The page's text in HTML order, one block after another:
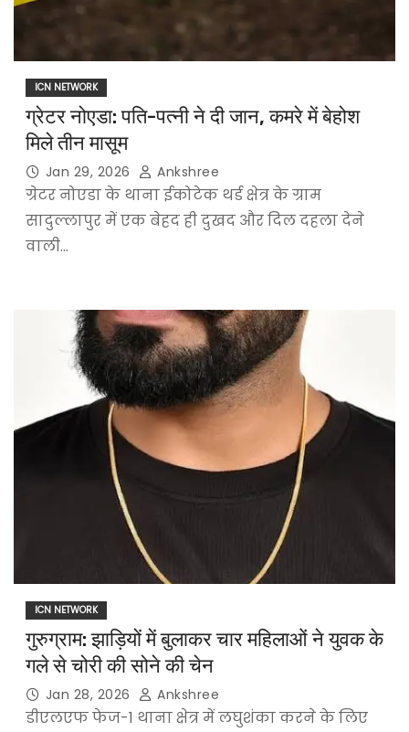
ICN NETWORK
ग्रेटर नोएडा: पति-पत्नी ने दी जान, कमरे में बेहोश
मिले तीन मासूम
Jan 29, 2026 Ankshree
ग्रेटर नोएडा के थाना ईकोटेक थर्ड क्षेत्र के ग्राम
सादुल्लापुर में एक बेहद ही दुखद और दिल दहला देने
वाली…
ICN NETWORK
गुरुग्राम: झाड़ियों में बुलाकर चार महिलाओं ने युवक के
गले से चोरी की सोने की चेन
Jan 28, 2026 Ankshree
डीएलएफ फेज-1 थाना क्षेत्र में लघुशंका करने के लिए